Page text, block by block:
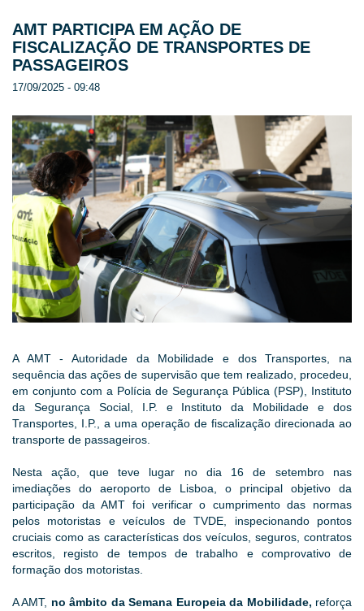
AMT PARTICIPA EM AÇÃO DE
FISCALIZAÇÃO DE TRANSPORTES DE
PASSAGEIROS
17/09/2025 - 09:48
A AMT - Autoridade da Mobilidade e dos Transportes, na
sequência das ações de supervisão que tem realizado, procedeu,
em conjunto com a Polícia de Segurança Pública (PSP), Instituto
da Segurança Social, I.P. e Instituto da Mobilidade e dos
Transportes, I.P., a uma operação de fiscalização direcionada ao
transporte de passageiros.
Nesta ação, que teve lugar no dia 16 de setembro nas
imediações do aeroporto de Lisboa, o principal objetivo da
participação da AMT foi verificar o cumprimento das normas
pelos motoristas e veículos de TVDE, inspecionando pontos
cruciais como as características dos veículos, seguros, contratos
escritos, registo de tempos de trabalho e comprovativo de
formação dos motoristas.
A AMT, no âmbito da Semana Europeia da Mobilidade, reforça